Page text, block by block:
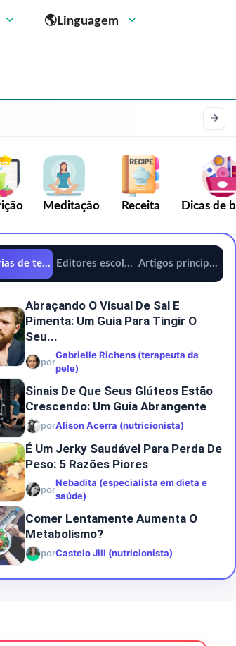
🌎Linguagem
Meditação Receita Dicas de
de tendênciasEditores escolhemArtigos principais
Abraçando O Visual De Sal E
Pimenta: Um Guia Para Tingir O
Seu...
por
Gabrielle Richens (terapeuta da
pele)
Sinais De Que Seus Glúteos Estão
Crescendo: Um Guia Abrangente
porAlison Acerra (nutricionista)
É Um Jerky Saudável Para Perda De
Peso: 5 Razões Piores
por
Nebadita (especialista em dieta e
saúde)
Comer Lentamente Aumenta O
Metabolismo?
porCastelo Jill (nutricionista)